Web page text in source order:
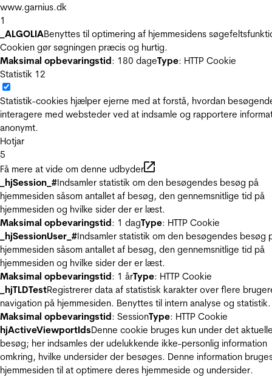
www.garnius.dk
1
_ALGOLIABenyttes til optimering af hjemmesidens
Cookien gør søgningen præcis og hurtig.
Maksimal opbevaringstid: 180 dageType: HTTP Cookie
Statistik 12
Statistik-cookies hjælper ejerne med at forstå, hvordan
interagere med websteder ved at indsamle og rapportere
anonymt.
Hotjar
5
Få mere at vide om denne udbyder
_hjSession_#Indsamler statistik om den besøgendes besøg på
hjemmesiden såsom antallet af besøg, den gennemsnitlige tid på
hjemmesiden og hvilke sider der er læst.
Maksimal opbevaringstid: 1 dagType: HTTP Cookie
_hjSessionUser_#Indsamler statistik om den besøgendes besøg
hjemmesiden såsom antallet af besøg, den gennemsnitlige tid på
hjemmesiden og hvilke sider der er læst.
Maksimal opbevaringstid: 1 årType: HTTP Cookie
_hjTLDTestRegistrerer data af statistisk karakter over flere
navigation på hjemmesiden. Benyttes til intern analyse og statistik.
Maksimal opbevaringstid: SessionType: HTTP Cookie
hjActiveViewportIdsDenne cookie bruges kun under det
besøg; her indsamles der udelukkende ikke-personlig information
omkring, hvilke undersider der besøges. Denne information
hjemmesiden til at optimere deres hjemmeside og undersider.